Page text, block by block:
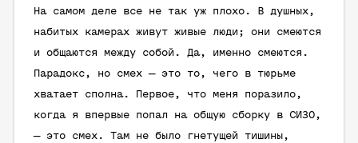
На самом деле все не так уж плохо. В душных,
набитых камерах живут живые люди; они смеются
и общаются между собой. Да, именно смеются.
Парадокс, но смех — это то, чего в тюрьме
хватает сполна. Первое, что меня поразило,
когда я впервые попал на общую сборку в СИЗО,
— это смех. Там не было гнетущей тишины,